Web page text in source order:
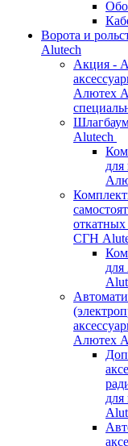
Ворота и
Alutech
Акция -
Алютех
Alutech
для
СГН
Алютех